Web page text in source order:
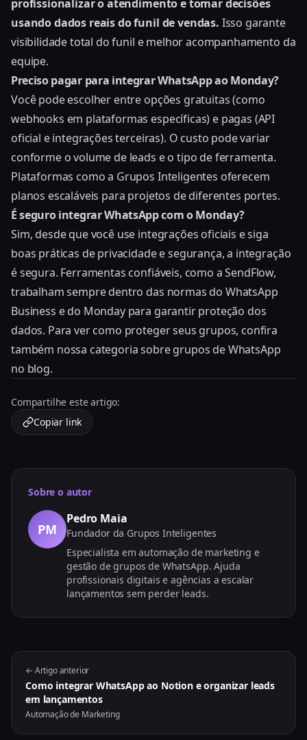
profissionalizar o atendimento e tomar decisões
usando dados reais do funil de vendas. Isso garante
visibilidade total do funil e melhor acompanhamento da
equipe.
Preciso pagar para integrar WhatsApp ao Monday?
Você pode escolher entre opções gratuitas (como
webhooks em plataformas específicas) e pagas (API
oficial e integrações terceiras). O custo pode variar
conforme o volume de leads e o tipo de ferramenta.
Plataformas como a Grupos Inteligentes oferecem
planos escaláveis para projetos de diferentes portes.
É seguro integrar WhatsApp com o Monday?
Sim, desde que você use integrações oficiais e siga
boas práticas de privacidade e segurança, a integração
é segura. Ferramentas confiáveis, como a SendFlow,
trabalham sempre dentro das normas do WhatsApp
Business e do Monday para garantir proteção dos
dados. Para ver como proteger seus grupos, confira
também nossa categoria sobre grupos de WhatsApp
no blog.
Compartilhe este artigo:
Copiar link
Sobre o autor
PM
Pedro Maia
Fundador da Grupos Inteligentes
Especialista em automação de marketing e
gestão de grupos de WhatsApp. Ajuda
profissionais digitais e agências a escalar
lançamentos sem perder leads.
← Artigo anterior
Como integrar WhatsApp ao Notion e organizar leads
em lançamentos
Automação de Marketing